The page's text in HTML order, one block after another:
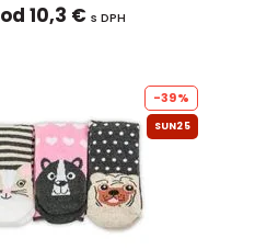
od 10,3 € s DPH
-39%
SUN25